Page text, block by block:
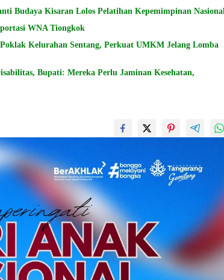
Budaya Kisaran Lolos Pelatihan Kepemimpinan Nasional
WNA Tiongkok
Kelurahan Sentang, Perkuat UMKM Jelang Lomba
Bupati: Mereka Perlu Jaminan Kesehatan,